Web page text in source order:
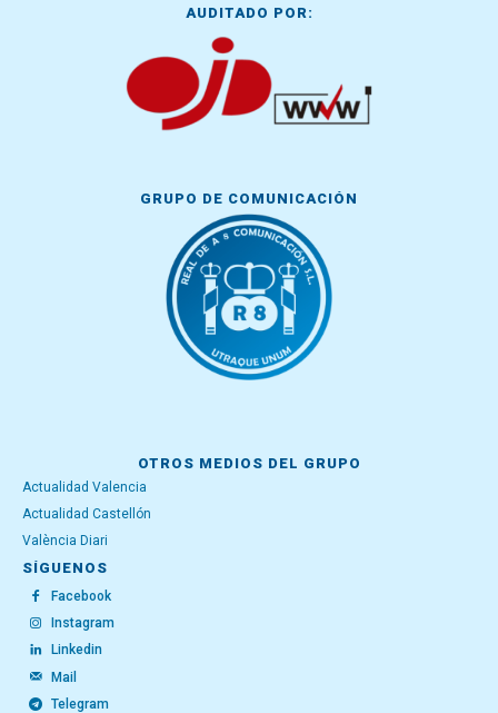
AUDITADO POR:
GRUPO DE COMUNICACIÓN
OTROS MEDIOS DEL GRUPO
Actualidad Valencia
Actualidad Castellón
València Diari
SÍGUENOS
Facebook
Instagram
Linkedin
Mail
Telegram